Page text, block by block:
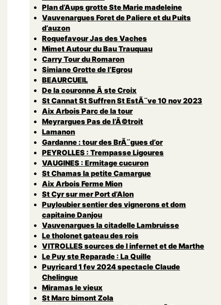
Plan d’Aups grotte Ste Marie madeleine
Vauvenargues Foret de Paliere et du Puits
d’auzon
Roquefavour Jas des Vaches
Mimet Autour du Bau Trauquau
Carry Tour du Romaron
Simiane Grotte de l’Egrou
BEAURCUEIL
De la couronne Ã ste Croix
St Cannat St Suffren St EstÃ¨ve 10 nov 2023
Aix Arbois Parc de la tour
Meyrargues Pas de l’Ã©troit
Lamanon
Gardanne : tour des BrÃ¨gues d’or
PEYROLLES : Trempasse Ligoures
VAUGINES : Ermitage cucuron
St Chamas la petite Camargue
Aix Arbois Ferme Mion
St Cyr sur mer Port d’Alon
Puyloubier sentier des vignerons et dom
capitaine Danjou
Vauvenargues la citadelle Lambruisse
Le tholonet gateau des rois
VITROLLES sources de l infernet et de Marthe
Le Puy ste Reparade : La Quille
Puyricard 1 fev 2024 spectacle Claude
Chelingue
Miramas le vieux
St Marc bimont Zola